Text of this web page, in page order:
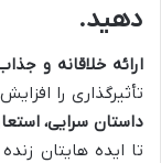
دهید.
ارائه خلاقانه و
تأثیرگذاری را
داستان سرایی،
تا ایده هایتان